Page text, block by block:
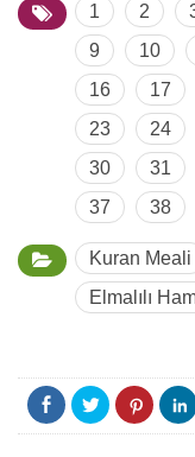
1 2
9
10
16
17
23
24
30
31
37
38
Kuran Meali
Elmalılı